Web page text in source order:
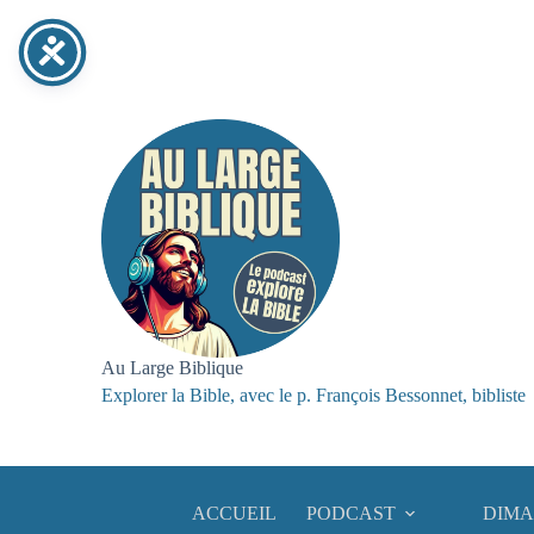
contenu
Au Large Biblique
Explorer la Bible, avec le p. François Bessonnet, bibliste
ACCUEIL PODCAST